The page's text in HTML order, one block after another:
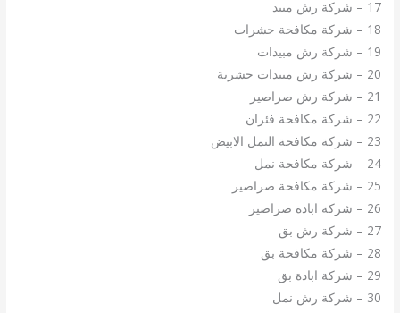
17 – شركة رش مبيد
18 – شركة مكافحة حشرات
19 – شركة رش مبيدات
20 – شركة رش مبيدات حشرية
21 – شركة رش صراصير
22 – شركة مكافحة فئران
23 – شركة مكافحة النمل الابيض
24 – شركة مكافحة نمل
25 – شركة مكافحة صراصير
26 – شركة ابادة صراصير
27 – شركة رش بق
28 – شركة مكافحة بق
29 – شركة ابادة بق
30 – شركة رش نمل